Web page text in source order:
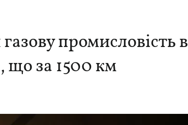
промисловість в
що за 1500 км